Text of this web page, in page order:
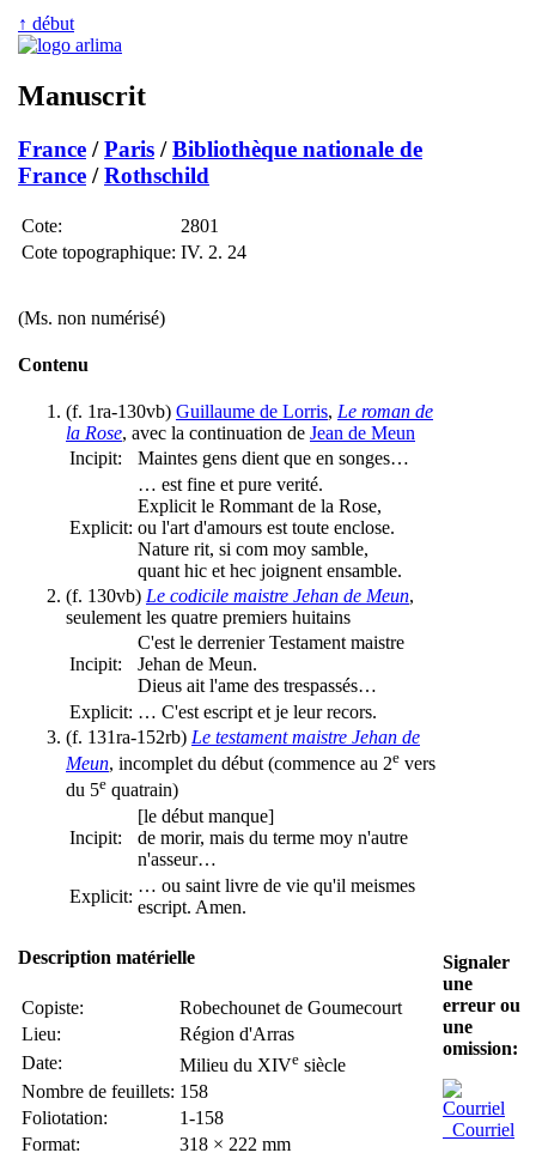
↑ début
Manuscrit
France /Paris /Bibliothèque nationale de
France /Rothschild
Cote:
2801
Cote topographique: IV. 2. 24
(Ms. non numérisé)
Contenu
(f. 1ra-130vb) Guillaume de Lorris, Le roman de
la Rose, avec la continuation de Jean de Meun
Incipit:
Maintes gens dient que en songes…
Explicit:
… est fine et pure verité.
Explicit le Rommant de la Rose,
ou l'art d'amours est toute enclose.
Nature rit, si com moy samble,
quant hic et hec joignent ensamble.
(f. 130vb) Le codicile maistre Jehan de Meun,
seulement les quatre premiers huitains
Incipit:
C'est le derrenier Testament maistre
Jehan de Meun.
Dieus ait l'ame des trespassés…
Explicit: … C'est escript et je leur recors.
(f. 131ra-152rb) Le testament maistre Jehan de
Meun, incomplet du début (commence au 2e vers
du 5e quatrain)
Incipit:
[le début manque]
de morir, mais du terme moy n'autre
n'asseur…
Explicit:
… ou saint livre de vie qu'il meismes
escript. Amen.
Description matérielle
Copiste:
Robechounet de Goumecourt
Lieu:
Région d'Arras
Date:
Milieu du XIVe siècle
Nombre de feuillets: 158
Foliotation:
1-158
Format:
318 × 222 mm
Signaler
une
erreur ou
une
omission:
Courriel